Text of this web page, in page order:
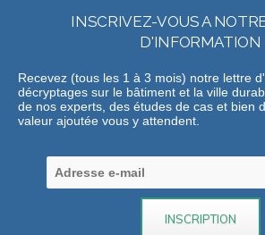
INSCRIVEZ-VOUS A
D'INFORMATION
Recevez (tous les 1 à 3 mois) notre lettre
décryptages sur le bâtiment et la ville
de nos experts, des études de cas et bien
valeur ajoutée vous y attendent.